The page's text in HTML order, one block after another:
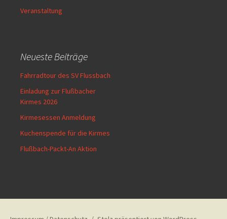
Veranstaltung
Neueste Beiträge
Fahrradtour des SV Flussbach
Einladung zur Flußbacher
Kirmes 2026
Kirmesessen Anmeldung
Kuchenspende für die Kirmes
Flußbach-Packt-An Aktion